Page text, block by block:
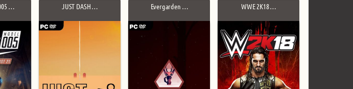
… JUST DASH … Evergarden … WWE 2K18 …